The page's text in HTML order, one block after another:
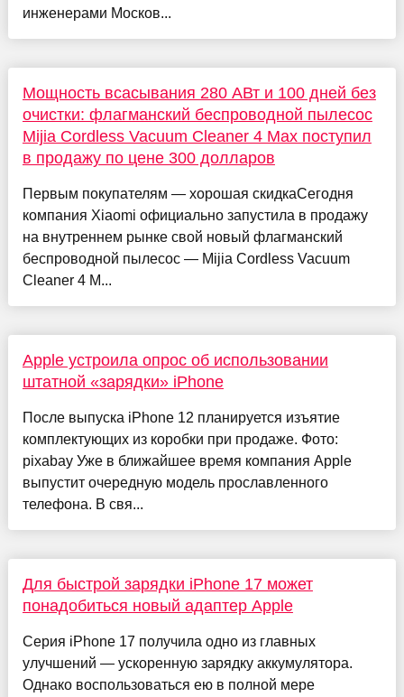
инженерами Москов...
Мощность всасывания 280 АВт и 100 дней без
очистки: флагманский беспроводной пылесос
Mijia Cordless Vacuum Cleaner 4 Max поступил
в продажу по цене 300 долларов
Первым покупателям — хорошая скидкаСегодня
компания Xiaomi официально запустила в продажу
на внутреннем рынке свой новый флагманский
беспроводной пылесос — Mijia Cordless Vacuum
Cleaner 4 M...
Apple устроила опрос об использовании
штатной «зарядки» iPhone
После выпуска iPhone 12 планируется изъятие
комплектующих из коробки при продаже. Фото:
pixabay Уже в ближайшее время компания Apple
выпустит очередную модель прославленного
телефона. В свя...
Для быстрой зарядки iPhone 17 может
понадобиться новый адаптер Apple
Серия iPhone 17 получила одно из главных
улучшений — ускоренную зарядку аккумулятора.
Однако воспользоваться ею в полной мере